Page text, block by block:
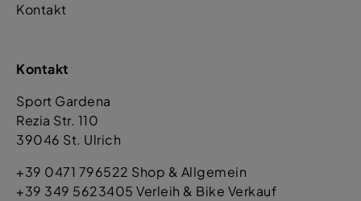
Kontakt
Kontakt
Sport Gardena
Rezia Str. 110
39046 St. Ulrich
+39 0471 796522 Shop & Allgemein
+39 349 5623405 Verleih & Bike Verkauf